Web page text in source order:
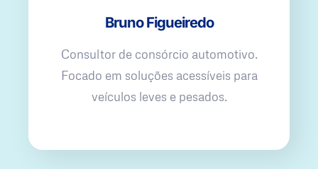
Bruno Figueiredo
Consultor de consórcio automotivo.
Focado em soluções acessíveis para
veículos leves e pesados.